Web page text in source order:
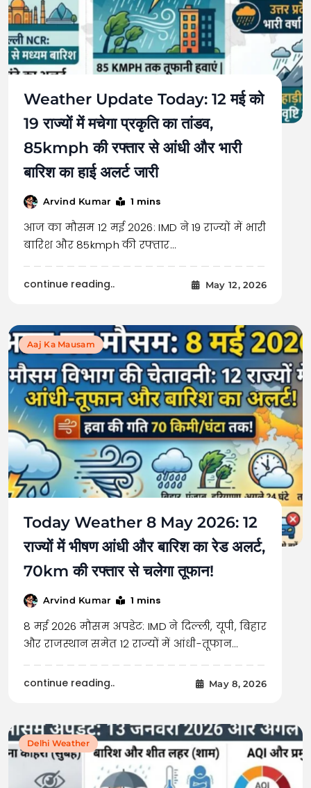
Weather Update Today: 12 मई को
19 राज्यों में मचेगा प्रकृति का तांडव,
85kmph की रफ्तार से आंधी और भारी
बारिश का हाई अलर्ट जारी
Arvind Kumar 1 mins
आज का मौसम 12 मई 2026: IMD ने 19 राज्यों में भारी
बारिश और 85kmph की रफ्तार…
continue reading.. May 12, 2026
Aaj Ka Mausam
Today Weather 8 May 2026: 12
राज्यों में भीषण आंधी और बारिश का रेड अलर्ट,
70km की रफ्तार से चलेगा तूफान!
Arvind Kumar 1 mins
8 मई 2026 मौसम अपडेट: IMD ने दिल्ली, यूपी, बिहार
और राजस्थान समेत 12 राज्यों में आंधी-तूफान…
continue reading.. May 8, 2026
Delhi Weather